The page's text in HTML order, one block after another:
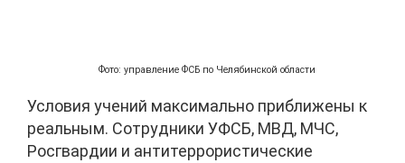
Фото: управление ФСБ по Челябинской области
Условия учений максимально приближены к
реальным. Сотрудники УФСБ, МВД, МЧС,
Росгвардии и антитеррористические